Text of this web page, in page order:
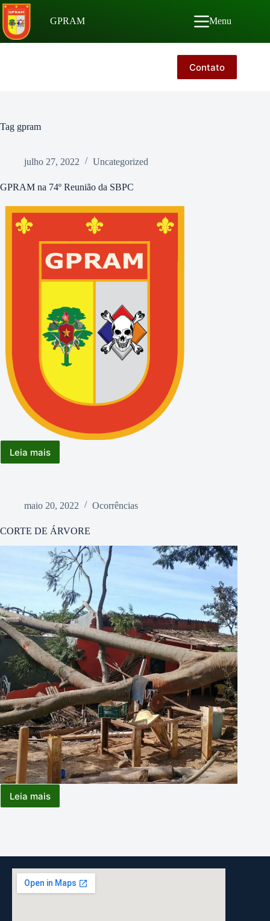
Pular
para
o
conteúdo
GPRAM Menu
Contato
Tag gpram
julho 27, 2022 Uncategorized
GPRAM na 74º Reunião da SBPC
Leia mais
GPRAM
da
maio 20, 2022 Ocorrências
CORTE DE ÁRVORE
Leia mais
CORTE